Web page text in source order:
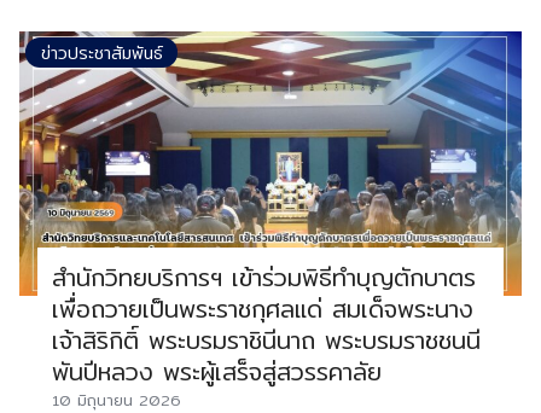
ข่าวประชาสัมพันธ์
สำนักวิทยบริการฯ เข้าร่วมพิธีทำบุญตักบาตร
เพื่อถวายเป็นพระราชกุศลแด่ สมเด็จพระนาง
เจ้าสิริกิติ์ พระบรมราชินีนาถ พระบรมราชชนนี
พันปีหลวง พระผู้เสร็จสู่สวรรคาลัย
10 มิถุนายน 2026